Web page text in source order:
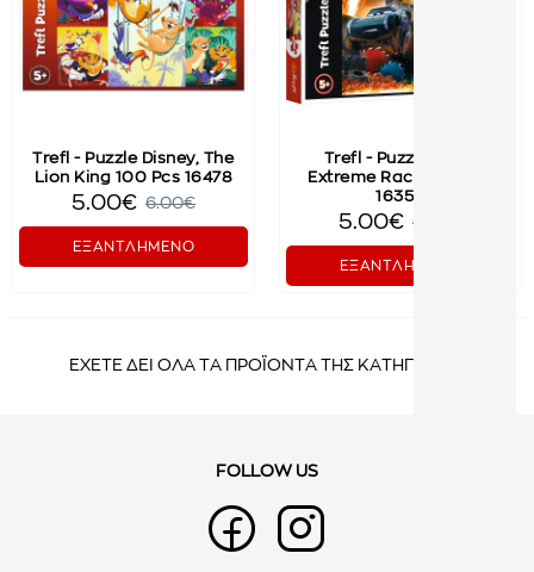
Trefl - Puzzle Disney, The
Lion King 100 Pcs 16478
5.00€ 6.00€
ΕΞΑΝΤΛΗΜΕΝΟ
Trefl - Puzzle Cars,
Extreme Race 100 Pcs
16358
5.00€ 6.00€
ΕΞΑΝΤΛΗΜΕΝΟ
ΕΧΕΤΕ ΔΕΙ ΟΛΑ ΤΑ ΠΡΟΪΟΝΤΑ ΤΗΣ ΚΑΤΗΓΟΡΙΑΣ
FOLLOW US